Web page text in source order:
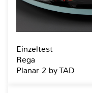
Einzeltest
Rega
Planar 2 by TAD